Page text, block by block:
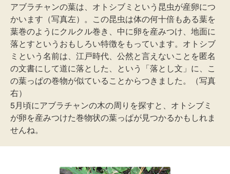
アブラチャンの葉は、オトシブミという昆虫が産卵につ
かいます（写真左）。この昆虫は体の何十倍もある葉を
葉巻のようにクルクル巻き、中に卵を産みつけ、地面に
落とすというおもしろい特徴をもっています。オトシブ
ミという名前は、江戸時代、公然と言えないことを匿名
の文書にして道に落とした、という「落とし文」に、こ
の葉っぱの巻物が似ていることからつきました。（写真
右）
5月頃にアブラチャンの木の周りを探すと、オトシブミ
が卵を産みつけた巻物状の葉っぱが見つかるかもしれま
せんね。